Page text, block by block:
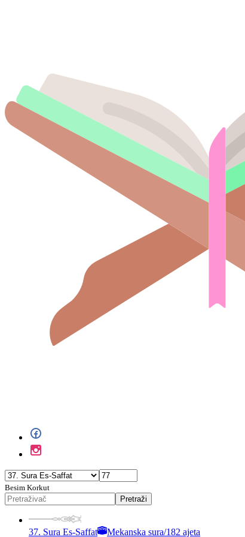
Besim Korkut
Pretraži
37. Sura Es-Saffat Mekanska sura/182 ajeta